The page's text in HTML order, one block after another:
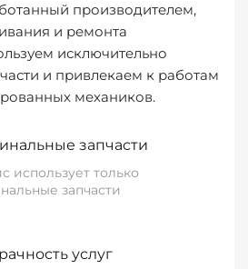
производителем,
и ремонта
исключительно
и привлекаем к работам
механиков.
запчасти
использует только
запчасти
услуг